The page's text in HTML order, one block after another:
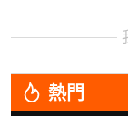
熱門